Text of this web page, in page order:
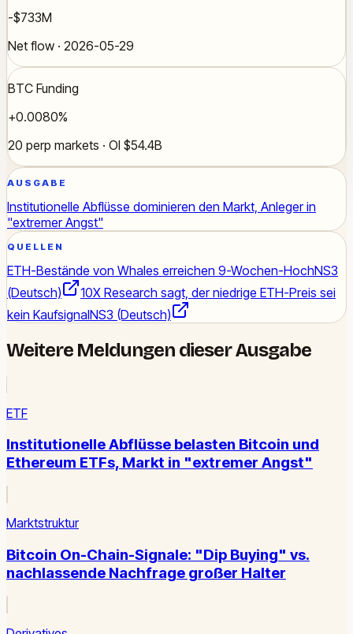
-$733M
Net flow · 2026-05-29
BTC Funding
+0.0080%
20 perp markets · OI $54.4B
AUSGABE
Institutionelle Abflüsse dominieren den Markt, Anleger in
"extremer Angst"
QUELLEN
ETH-Bestände von Whales erreichen 9-Wochen-HochNS3
(Deutsch)
10X Research sagt, der niedrige ETH-Preis sei
kein KaufsignalNS3 (Deutsch)
Weitere Meldungen dieser Ausgabe
ETF
Institutionelle Abflüsse belasten Bitcoin und
Ethereum ETFs, Markt in "extremer Angst"
Marktstruktur
Bitcoin On-Chain-Signale: "Dip Buying" vs.
nachlassende Nachfrage großer Halter